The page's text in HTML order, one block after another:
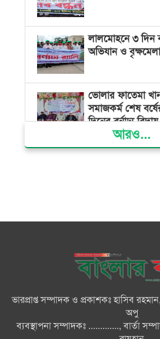
লালমোহনে ৩ দিন
অভিযান ও
ভোলার ফাতেমা
সমাজকর্ম শেষ
দিনের বর্নাঢ্য
বিভ্রান্তকারীদের
শক্তিশালী হবে
বিএনপির সকল
প্রধানমন্ত্রী
বিরোধীদল
শুরু করেছে :
আরও...
ভারপ্রাপ্ত সম্পাদক ও প্রকাশকঃ হাসিব
অপু
ব্যবস্থাপনা সম্পাদকঃ ............., বার্তা